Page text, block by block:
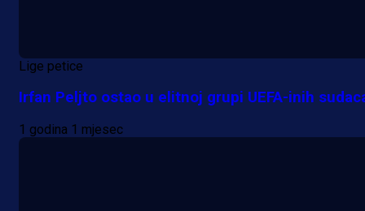
Lige petice
Irfan Peljto ostao u elitnoj grupi UEFA-inih
1 godina 1 mjesec